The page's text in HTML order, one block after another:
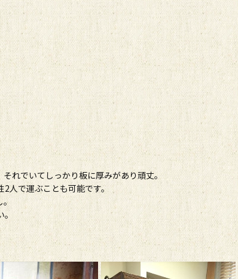
れでいてしっかり板に厚みがあり頑丈。
人で運ぶことも可能です。